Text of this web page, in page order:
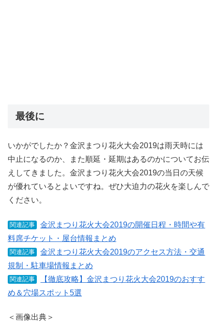
最後に
いかがでしたか？金沢まつり花火大会2019は雨天時には
中止になるのか、また順延・延期はあるのかについてお伝
えしてきました。金沢まつり花火大会2019の当日の天候
が優れているとよいですね。ぜひ大迫力の花火を楽しんで
ください。
関連記事
金沢まつり花火大会2019の開催日程・時間や有
料席チケット・屋台情報まとめ
関連記事
金沢まつり花火大会2019のアクセス方法・交通
規制・駐車場情報まとめ
関連記事
【徹底攻略】金沢まつり花火大会2019のおすす
め＆穴場スポット5選
＜画像出典＞